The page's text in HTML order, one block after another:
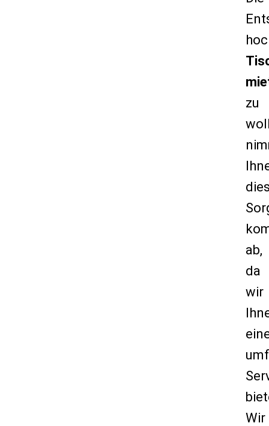
zu
ab,
da
wir
Wir